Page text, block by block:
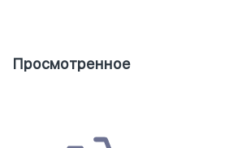
Просмотренное